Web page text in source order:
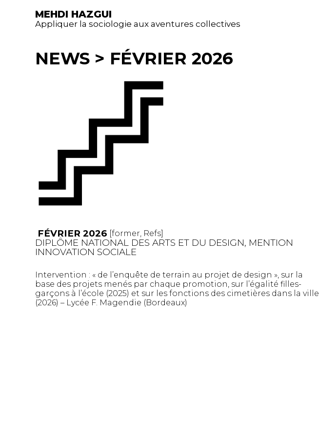
MEHDI HAZGUI
Appliquer la sociologie aux aventures collectives
NEWS > FÉVRIER 2026
FÉVRIER 2026 [former, Refs]
DIPLÔME NATIONAL DES ARTS ET DU DESIGN, MENTION
INNOVATION SOCIALE
Intervention : « de l’enquête de terrain au projet de design », sur la
base des projets menés par chaque promotion, sur l’égalité filles-
garçons à l’école (2025) et sur les fonctions des cimetières dans la ville
(2026) – Lycée F. Magendie (Bordeaux)